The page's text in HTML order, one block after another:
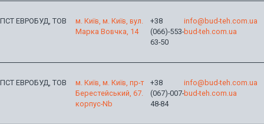
ПСТ ЕВРОБУД, ТОВ
м. Київ, м. Київ, вул.
Марка Вовчка, 14
+38
(066)-553-
63-50
info@bud-teh.com.ua
bud-teh.com.ua
ПСТ ЕВРОБУД, ТОВ
м. Київ, м. Київ, пр-т
Берестейський, 67.
корпус-Nb
+38
(067)-007-
48-84
info@bud-teh.com.ua
bud-teh.com.ua